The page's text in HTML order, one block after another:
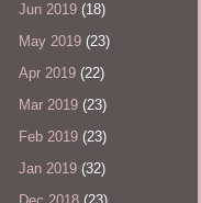
Jun 2019 (18)
May 2019 (23)
Apr 2019 (22)
Mar 2019 (23)
Feb 2019 (23)
Jan 2019 (32)